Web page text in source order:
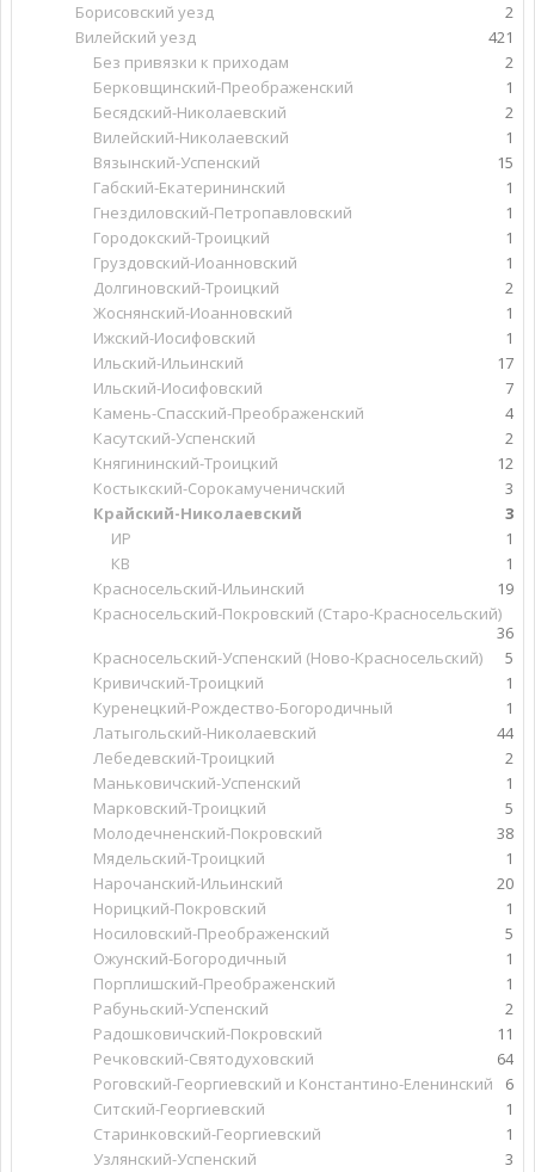
Борисовский уезд
2
Вилейский уезд
421
Без привязки к приходам
2
Берковщинский-Преображенский
1
Бесядский-Николаевский
2
Вилейский-Николаевский
1
Вязынский-Успенский
15
Габский-Екатерининский
1
Гнездиловский-Петропавловский
1
Городокский-Троицкий
1
Груздовский-Иоанновский
1
Долгиновский-Троицкий
2
Жоснянский-Иоанновский
1
Ижский-Иосифовский
1
Ильский-Ильинский
17
Ильский-Иосифовский
7
Камень-Спасский-Преображенский
4
Касутский-Успенский
2
Княгининский-Троицкий
12
Костыкский-Сорокамученичский
3
Крайский-Николаевский
3
ИР
1
КВ
1
Красносельский-Ильинский
19
Красносельский-Покровский (Старо-Красносельский)
36
Красносельский-Успенский (Ново-Красносельский)
5
Кривичский-Троицкий
1
Куренецкий-Рождество-Богородичный
1
Латыгольский-Николаевский
44
Лебедевский-Троицкий
2
Маньковичский-Успенский
1
Марковский-Троицкий
5
Молодечненский-Покровский
38
Мядельский-Троицкий
1
Нарочанский-Ильинский
20
Норицкий-Покровский
1
Носиловский-Преображенский
5
Ожунский-Богородичный
1
Порплишский-Преображенский
1
Рабуньский-Успенский
2
Радошковичский-Покровский
11
Речковский-Святодуховский
64
Роговский-Георгиевский и Константино-Еленинский
6
Ситский-Георгиевский
1
Старинковский-Георгиевский
1
Узлянский-Успенский
3